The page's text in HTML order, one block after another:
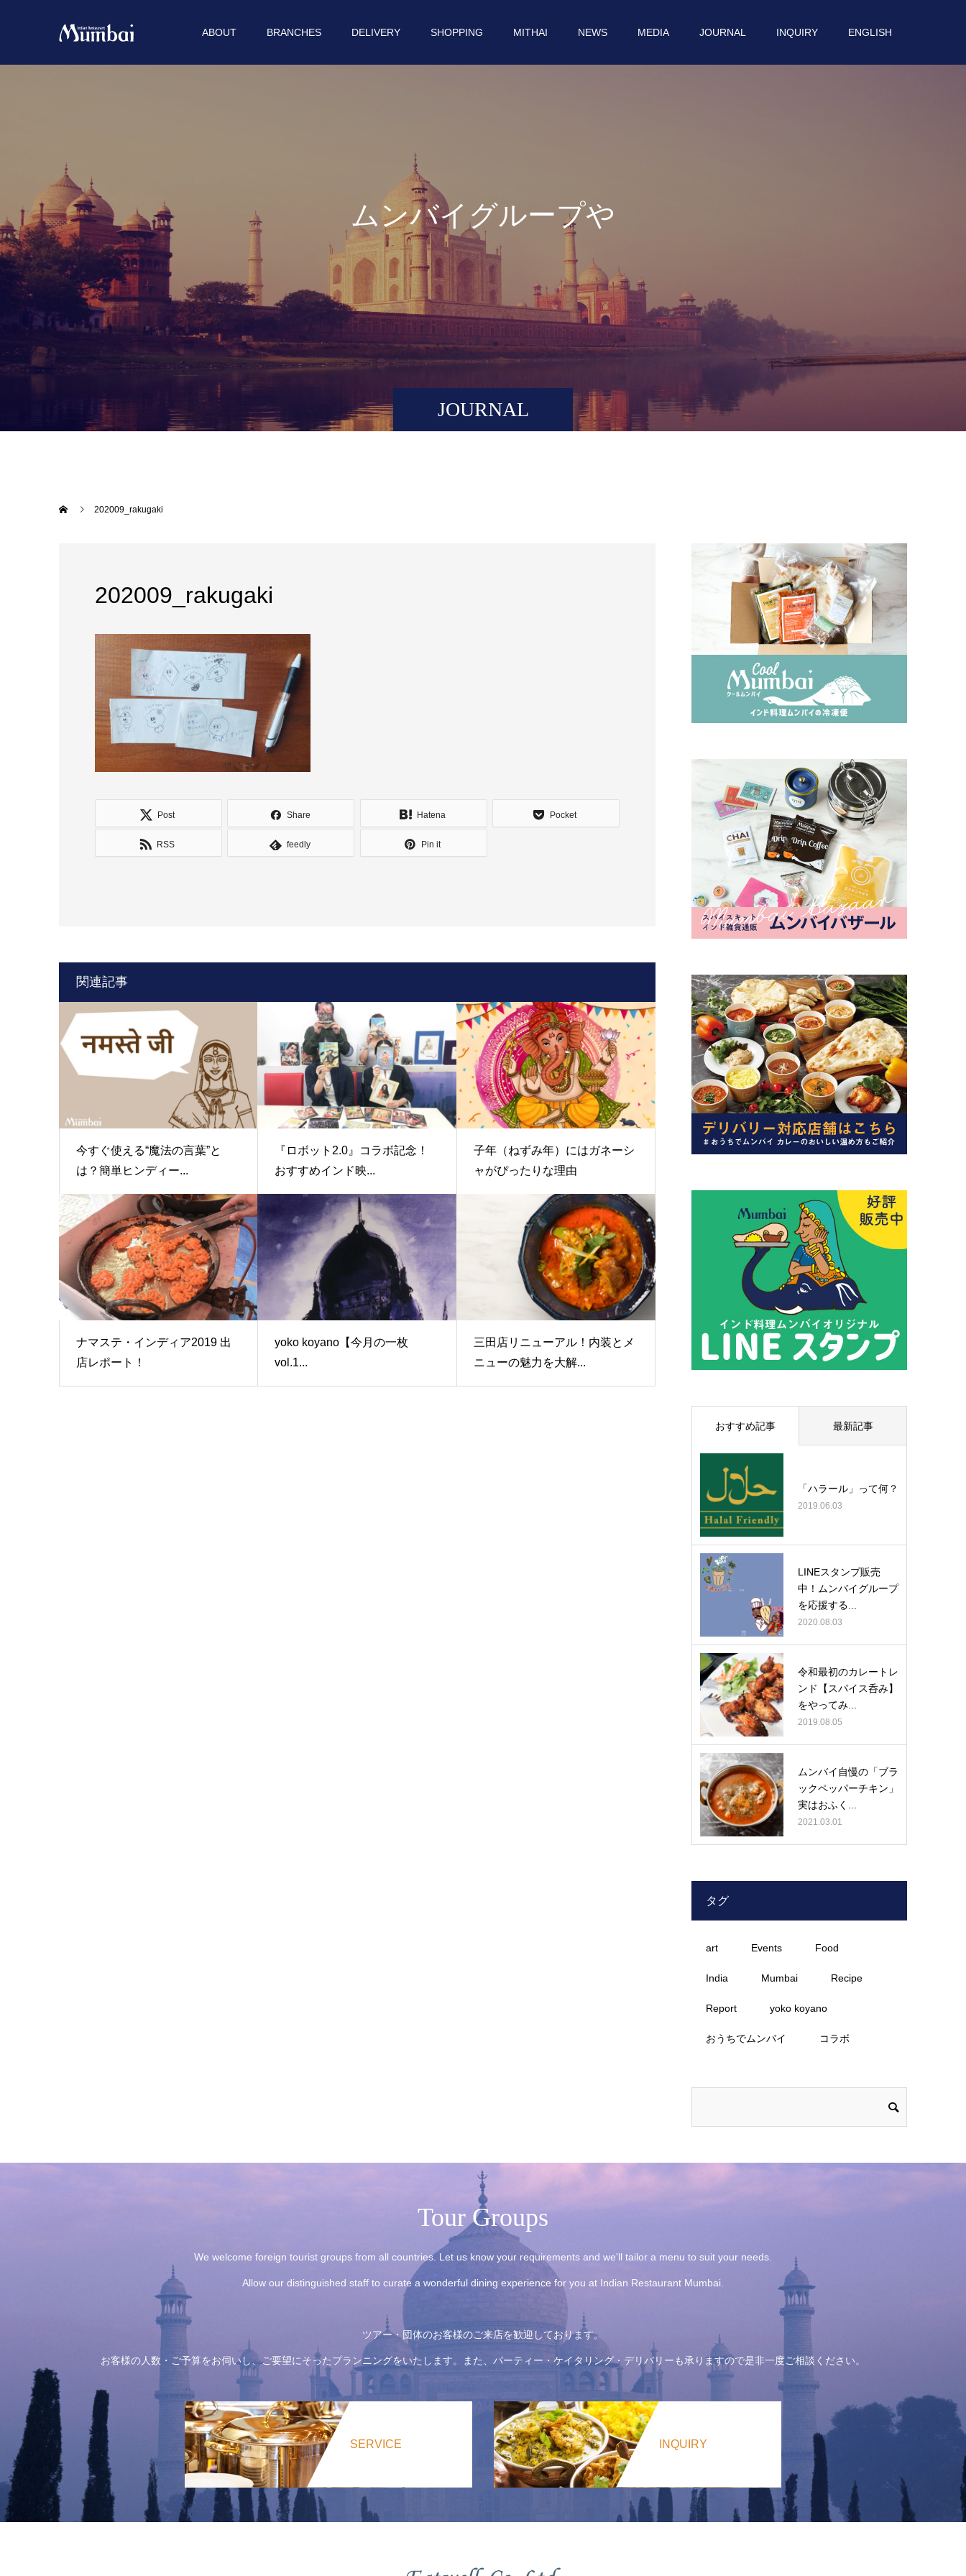
ABOUT BRANCHES DELIVERY SHOPPING MITHAI NEWS MEDIA JOURNAL INQUIRY ENGLISH
JOURNAL
ム ン バイ グ ル プ や
イン ド
202009_rakugaki
202009_rakugaki
Post Share Hatena Pocket
RSS feedly Pin it
関連記事
今すぐ使える“魔法の言葉”と
は？簡単ヒンディー...
『ロボット2.0』コラボ記念！
おすすめインド映...
子年（ねずみ年）にはガネーシ
ャがぴったりな理由
ナマステ・インディア2019 出
店レポート！
yoko koyano【今月の一枚
vol.1...
三田店リニューアル！内装とメ
ニューの魅力を大解...
おすすめ記事 最新記事
「ハラール」って何？
2019.06.03
LINEスタンプ販売
中！ムンバイグループ
を応援する...
2020.08.03
令和最初のカレートレ
ンド【スパイス呑み】
をやってみ...
2019.08.05
ムンバイ自慢の「ブラ
ックペッパーチキン」
実はおふく...
2021.03.01
タグ
art Events Food
India Mumbai Recipe
Report yoko koyano
おうちでムンバイ コラボ
Tour Groups
We welcome foreign tourist groups from all countries. Let us know your requirements and we'll tailor a menu to suit your needs.
Allow our distinguished staff to curate a wonderful dining experience for you at Indian Restaurant Mumbai.
ツアー・団体のお客様のご来店を歓迎しております。
お客様の人数・ご予算をお伺いし、ご要望にそったプランニングをいたします。また、パーティー・ケイタリング・デリバリーも承りますので是非一度ご相談ください。
SERVICE INQUIRY